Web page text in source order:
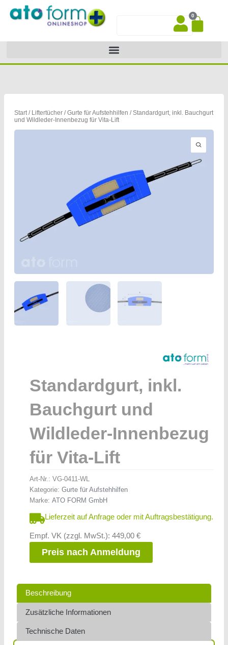
Inhalt
0
Start/ Liftertücher/Gurte für Aufstehhilfen / Standardgurt, inkl. Bauchgurt
und Wildleder-Innenbezug für Vita-Lift
Standardgurt, inkl.
Bauchgurt und
Wildleder-Innenbezug
für Vita-Lift
Art-Nr.: VG-0411-WL
Kategorie: Gurte für Aufstehhilfen
Marke: ATO FORM GmbH
Lieferzeit auf Anfrage oder mit Auftragsbestätigung.
Empf. VK (zzgl. MwSt.): 449,00 €
Preis nach Anmeldung
Beschreibung
Zusätzliche Informationen
Technische Daten